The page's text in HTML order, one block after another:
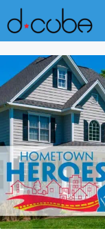
Skip
to
content